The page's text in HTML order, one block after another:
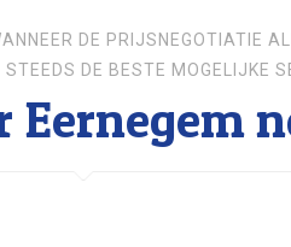
DE PRIJSNEGOTIATIE
DE BESTE MOGELIJKE
Eernegem